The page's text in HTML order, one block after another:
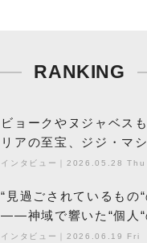
RANKING
ビョークやヌジャベス
リアの至宝、ジジ・マ
エントの巨匠”が明かす
インタビュー 2026.05.28 Thu
“見過ごされているもの
――神域で響いた“個人“
丁の『赤城 夜神楽』を
インタビュー 2026.06.19 Fri